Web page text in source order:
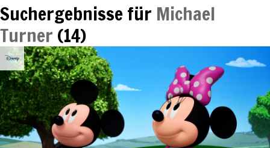
Suchergebnisse für Michael
Turner (14)